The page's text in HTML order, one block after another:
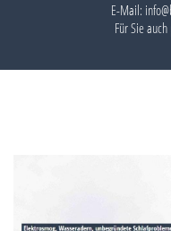
E-Mail:
Für Sie